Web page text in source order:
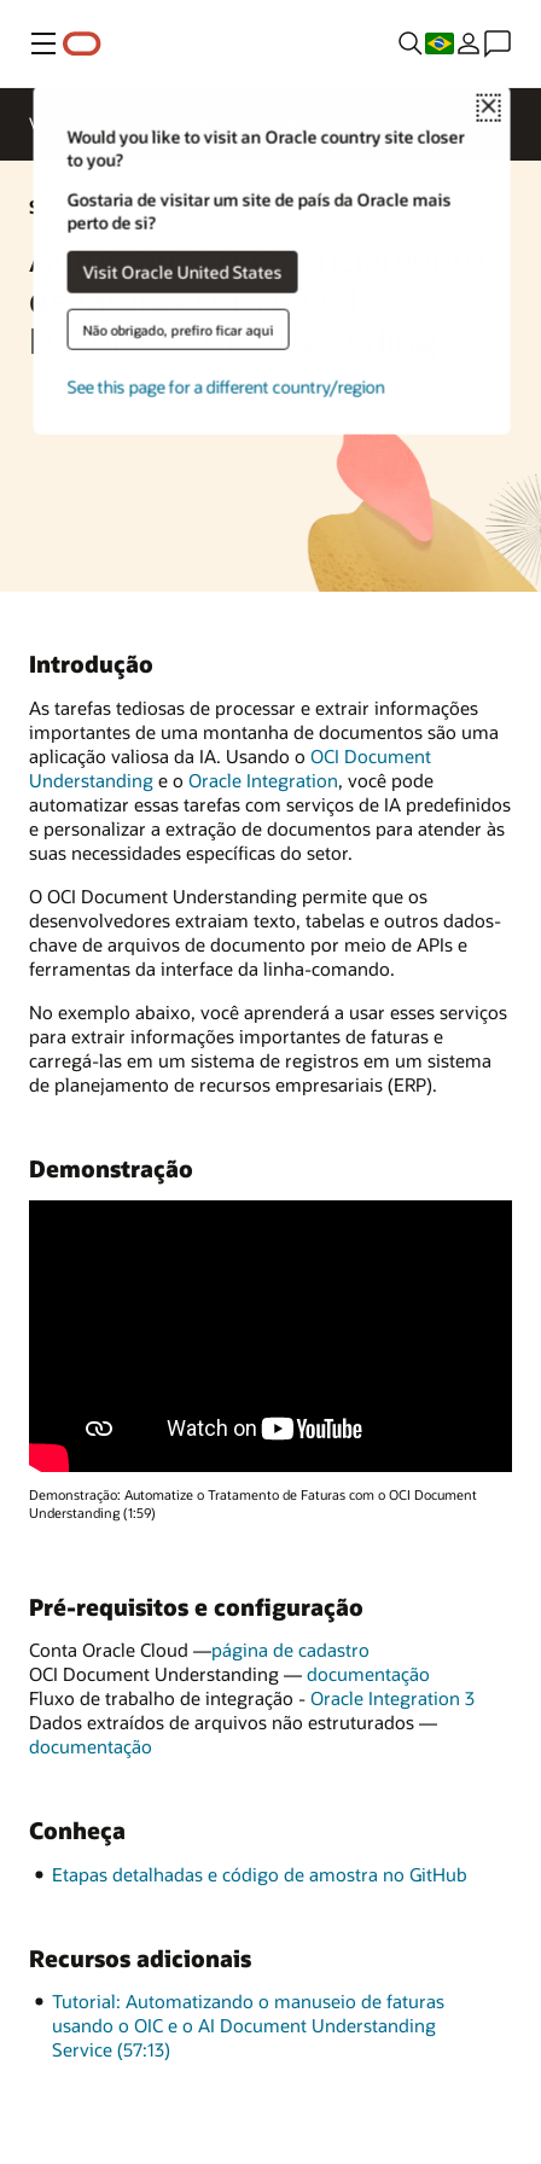
Menu
Close
Would you like to visit an Oracle country site closer
to you?
Gostaria de visitar um site de país da Oracle mais
perto de si?
Visit Oracle United States
Não obrigado, prefiro ficar aqui
See this page for a different country/region
Visão geral
Solução de IA
Automatize o gerenciamento
de faturas com o OCI
Document Understanding
Introdução
As tarefas tediosas de processar e extrair informações
importantes de uma montanha de documentos são uma
aplicação valiosa da IA. Usando o OCI Document
Understanding e o Oracle Integration, você pode
automatizar essas tarefas com serviços de IA predefinidos
e personalizar a extração de documentos para atender às
suas necessidades específicas do setor.
O OCI Document Understanding permite que os
desenvolvedores extraiam texto, tabelas e outros dados-
chave de arquivos de documento por meio de APIs e
ferramentas da interface da linha-comando.
No exemplo abaixo, você aprenderá a usar esses serviços
para extrair informações importantes de faturas e
carregá-las em um sistema de registros em um sistema
de planejamento de recursos empresariais (ERP).
Demonstração
Demonstração: Automatize o Tratamento de Faturas com o OCI Document
Understanding (1:59)
Pré-requisitos e configuração
Conta Oracle Cloud —página de cadastro
OCI Document Understanding — documentação
OCI
Document
Fluxo de trabalho de integração - Oracle Integration 3
Dados extraídos de arquivos não estruturados —
documentação
não
estruturados
Conheça
Etapas detalhadas e código de amostra no GitHub
Recursos adicionais
Tutorial: Automatizando o manuseio de faturas
usando o OIC e o AI Document Understanding
Service (57:13)